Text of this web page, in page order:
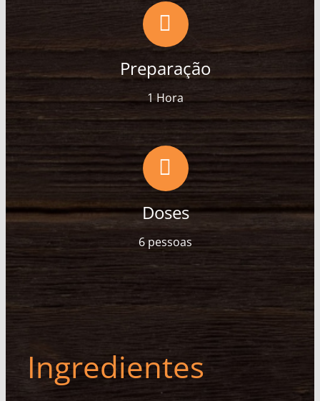
Preparação
1 Hora
Doses
6 pessoas
Ingredientes